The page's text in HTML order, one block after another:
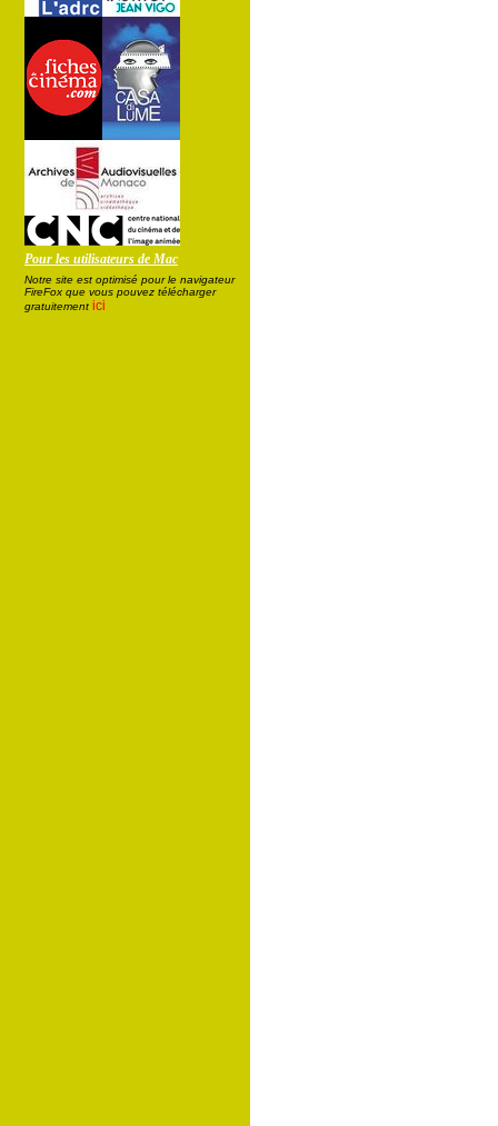
Pour les utilisateurs de Mac
Notre site est optimisé pour le navigateur
FireFox que vous pouvez télécharger
gratuitement ici